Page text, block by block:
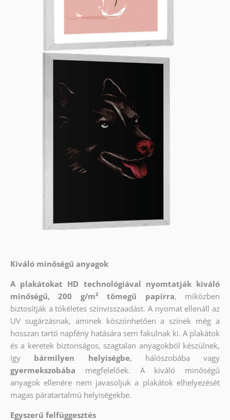
Kiváló minőségű anyagok
A plakátokat HD technológiával nyomtatják kiváló
minőségű, 200 g/m² tömegű papírra, miközben
biztosítják a tökéletes színvisszaadást. A nyomat ellenáll az
UV sugárzásnak, aminek köszönhetően a színek még a
hosszan tartó napfény hatására sem fakulnak ki. A plakátok
és a keretek biztonságos, szagtalan anyagokból készülnek,
így
bármilyen helyiségbe, hálószobába vagy
gyermekszobába
megfelelőek. A kiváló minőségű
anyagok ellenére nem javasoljuk a plakátok elhelyezését
magas páratartalmú helyiségekbe.
Egyszerű felfüggesztés